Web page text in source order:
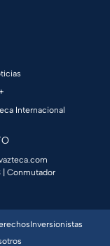
Internacional
| Conmutador
Inversionistas